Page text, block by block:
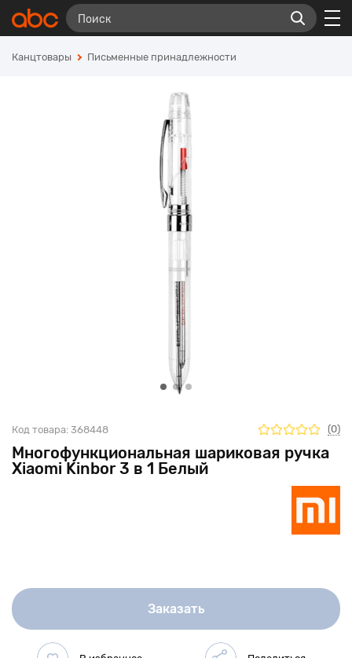
Канцтовары Письменные принадлежности
Многофункциональная шариковая ручка
Xiaomi Kinbor 3 в 1 Белый
Код товара: 368448 (0)
Заказать